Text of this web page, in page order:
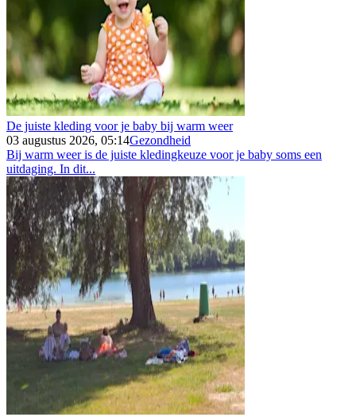
De juiste kleding voor je baby bij warm weer
03 augustus 2026, 05:14Gezondheid
Bij warm weer is de juiste kledingkeuze voor je baby soms een
uitdaging. In dit...